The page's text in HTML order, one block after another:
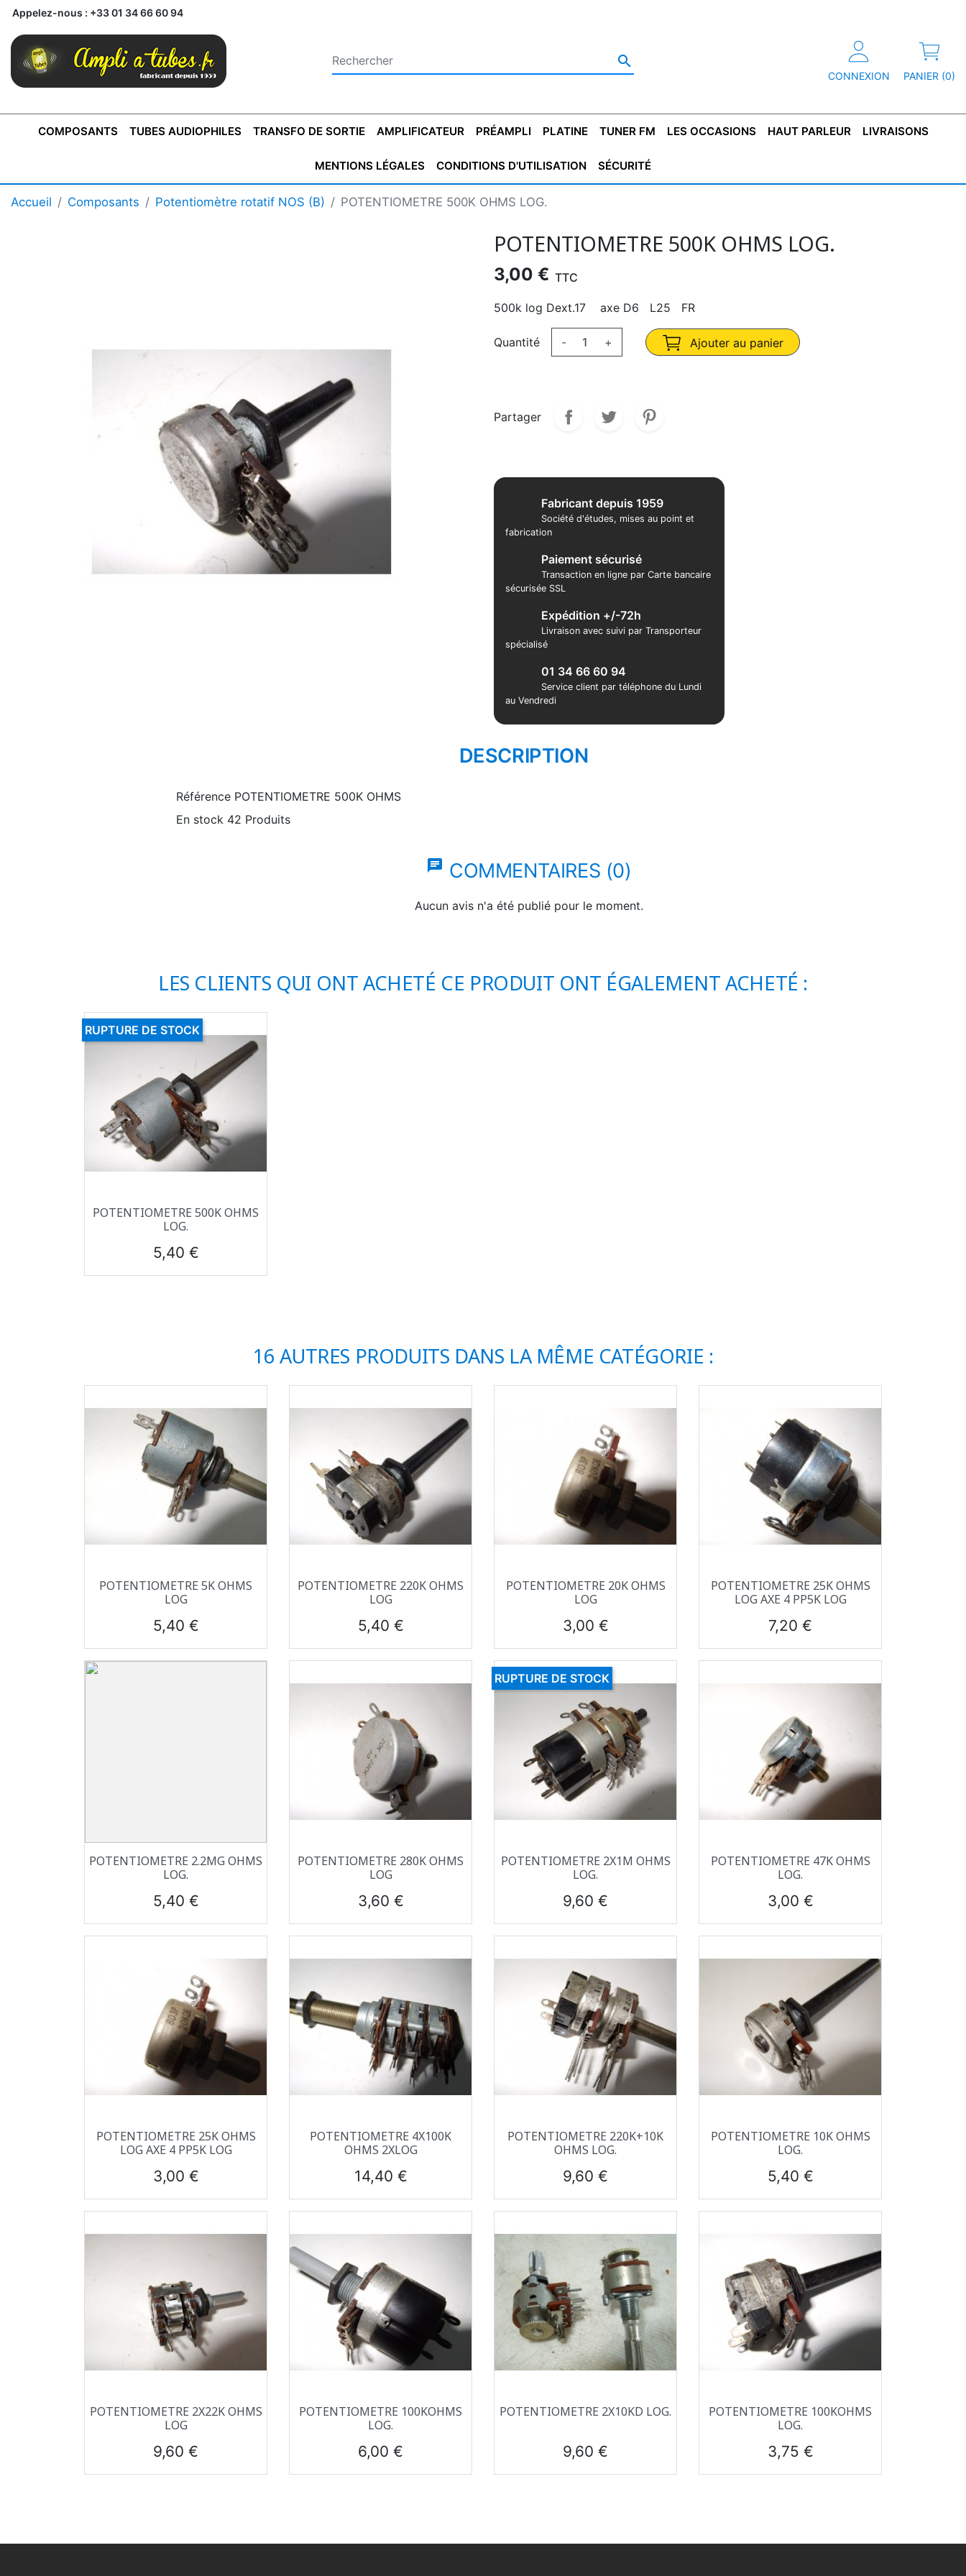
Appelez-nous : +33 01 34 66 60 94

CONNEXION PANIER (0)
COMPOSANTS
BONTONS
AXE 4MM
BONTONS
AXE 6MM
COFFRET
COFFRET
CONDENSATEUR
LCC PAS 5.08
CONDENSATEUR
CONDENSATEUR
TUBES AUDIOPHILES TRANSFO DE SORTIE
TRANSFORMATEUR DE SORTIE DE
CLASSE "A" SINGLE
TRANSFORMATEUR DE SORTIE
TRANSFO DE SORTIE
TRANSFO LINE
AMPLIFICATEUR
AMPLI MONO AMPLI STÉRÉO
PRÉAMPLI PLATINE TUNER FM LES OCCASIONS
AMPLIFICATEURS LECTEURS CD PRÉAMPLI AVEC TUNER PLATINES VINYLES MAGNÉTOPHONE TUNER
HAUT PARLEUR
SUPRAVOX FERTIN
LIVRAISONS
MENTIONS LÉGALES CONDITIONS D'UTILISATION SÉCURITÉ
Accueil Composants Potentiomètre rotatif NOS (B) POTENTIOMETRE 500K OHMS LOG.
POTENTIOMETRE 500K OHMS LOG.
3,00 € TTC
500k log Dext.17 axe D6 L25 FR
Quantité - + Ajouter au panier
Partager
Fabricant depuis 1959
Société d'études, mises au point et
fabrication
Paiement sécurisé
Transaction en ligne par Carte bancaire
sécurisée SSL
Expédition +/-72h
Livraison avec suivi par Transporteur
spécialisé
01 34 66 60 94
Service client par téléphone du Lundi
au Vendredi
DESCRIPTION
Référence POTENTIOMETRE 500K OHMS
En stock 42 Produits
chat COMMENTAIRES (0)
Aucun avis n'a été publié pour le moment.
LES CLIENTS QUI ONT ACHETÉ CE PRODUIT ONT ÉGALEMENT ACHETÉ :
Aperçu rapide
POTENTIOMETRE 500K OHMS
LOG.
Prix
5,40 €
RUPTURE DE STOCK
16 AUTRES PRODUITS DANS LA MÊME CATÉGORIE :
Aperçu rapide
POTENTIOMETRE 5K OHMS
LOG
Prix
5,40 €
Aperçu rapide
POTENTIOMETRE 220K OHMS
LOG
Prix
5,40 €
Aperçu rapide
POTENTIOMETRE 20K OHMS
LOG
Prix
3,00 €
Aperçu rapide
POTENTIOMETRE 25K OHMS
LOG AXE 4 PP5K LOG
Prix
7,20 €
Aperçu rapide
POTENTIOMETRE 2.2MG OHMS
LOG.
Prix
5,40 €
Aperçu rapide
POTENTIOMETRE 280K OHMS
LOG
Prix
3,60 €
Aperçu rapide
POTENTIOMETRE 2X1M OHMS
LOG.
Prix
9,60 €
RUPTURE DE STOCK
Aperçu rapide
POTENTIOMETRE 47K OHMS
LOG.
Prix
3,00 €
Aperçu rapide
POTENTIOMETRE 25K OHMS
LOG AXE 4 PP5K LOG
Prix
3,00 €
Aperçu rapide
POTENTIOMETRE 4X100K
OHMS 2XLOG
Prix
14,40 €
Aperçu rapide
POTENTIOMETRE 220K+10K
OHMS LOG.
Prix
9,60 €
Aperçu rapide
POTENTIOMETRE 10K OHMS
LOG.
Prix
5,40 €
Aperçu rapide
POTENTIOMETRE 2X22K OHMS
LOG
Prix
9,60 €
Aperçu rapide
POTENTIOMETRE 100KOHMS
LOG.
Prix
6,00 €
Aperçu rapide
POTENTIOMETRE 2X10KD LOG.
Prix
9,60 €
Aperçu rapide
POTENTIOMETRE 100KOHMS
LOG.
Prix
3,75 €